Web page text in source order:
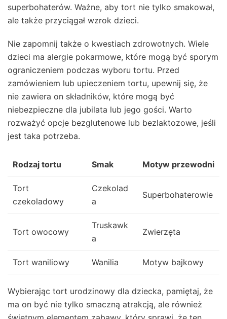
superbohaterów. Ważne, aby tort nie tylko smakował,
ale także przyciągał wzrok dzieci.
Nie zapomnij także o kwestiach zdrowotnych. Wiele
dzieci ma alergie pokarmowe, które mogą być sporym
ograniczeniem podczas wyboru tortu. Przed
zamówieniem lub upieczeniem tortu, upewnij się, że
nie zawiera on składników, które mogą być
niebezpieczne dla jubilata lub jego gości. Warto
rozważyć opcje bezglutenowe lub bezlaktozowe, jeśli
jest taka potrzeba.
Rodzaj tortu Smak Motyw przewodni
Tort
czekoladowy
Czekolad
a
Superbohaterowie
Tort owocowy
Truskawk
a
Zwierzęta
Tort waniliowy Wanilia Motyw bajkowy
Wybierając tort urodzinowy dla dziecka, pamiętaj, że
ma on być nie tylko smaczną atrakcją, ale również